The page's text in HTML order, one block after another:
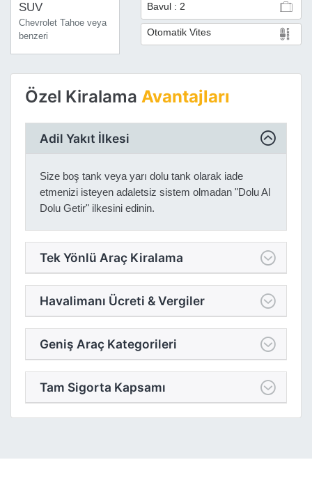
SUV
Chevrolet Tahoe veya
benzeri
Bavul : 2
Otomatik Vites
Özel Kiralama Avantajları
Adil Yakıt İlkesi
Size boş tank veya yarı dolu tank olarak iade
etmenizi isteyen adaletsiz sistem olmadan "Dolu Al
Dolu Getir" ilkesini edinin.
Tek Yönlü Araç Kiralama
Havalimanı Ücreti & Vergiler
Geniş Araç Kategorileri
Tam Sigorta Kapsamı